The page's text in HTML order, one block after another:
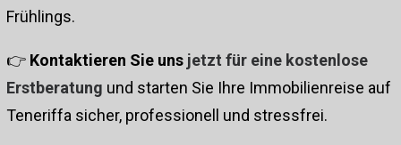
Frühlings.
👉 Kontaktieren Sie uns jetzt für eine kostenlose
Erstberatung und starten Sie Ihre Immobilienreise auf
Teneriffa sicher, professionell und stressfrei.